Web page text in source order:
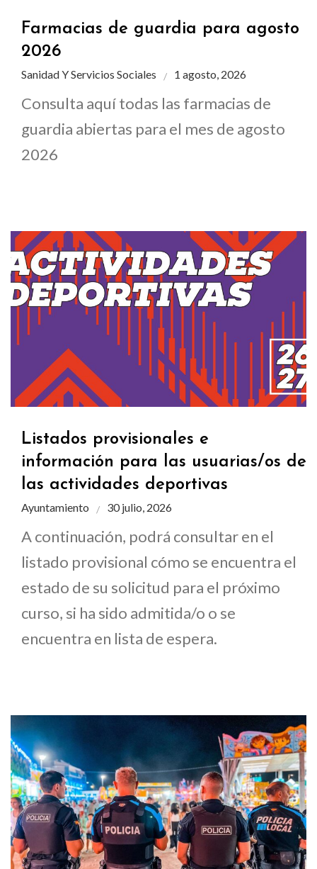
Farmacias de guardia para agosto
2026
Sanidad Y Servicios Sociales 1 agosto, 2026
Consulta aquí todas las farmacias de
guardia abiertas para el mes de agosto
2026
Listados provisionales e
información para las usuarias/os de
las actividades deportivas
Ayuntamiento 30 julio, 2026
A continuación, podrá consultar en el
listado provisional cómo se encuentra el
estado de su solicitud para el próximo
curso, si ha sido admitida/o o se
encuentra en lista de espera.